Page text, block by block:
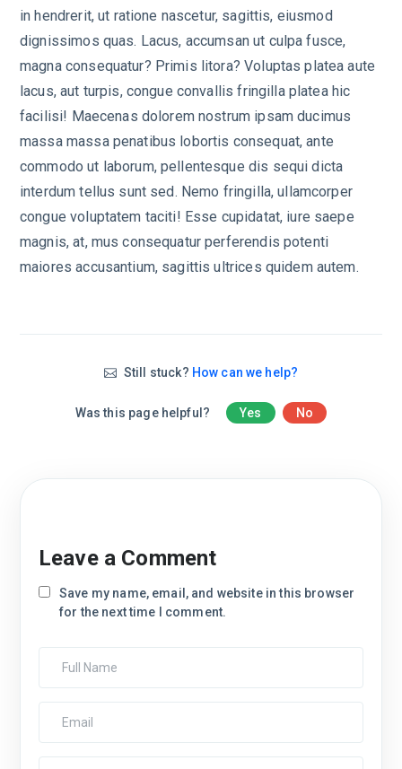
in hendrerit, ut ratione nascetur, sagittis, eiusmod
dignissimos quas. Lacus, accumsan ut culpa fusce,
magna consequatur? Primis litora? Voluptas platea aute
lacus, aut turpis, congue convallis fringilla platea hic
facilisi! Maecenas dolorem nostrum ipsam ducimus
massa massa penatibus lobortis consequat, ante
commodo ut laborum, pellentesque dis sequi dicta
interdum tellus sunt sed. Nemo fringilla, ullamcorper
congue voluptatem taciti! Esse cupidatat, iure saepe
magnis, at, mus consequatur perferendis potenti
maiores accusantium, sagittis ultrices quidem autem.
Still stuck? How can we help?
Was this page helpful? Yes No
Leave a Comment
Save my name, email, and website in this browser
for the next time I comment.